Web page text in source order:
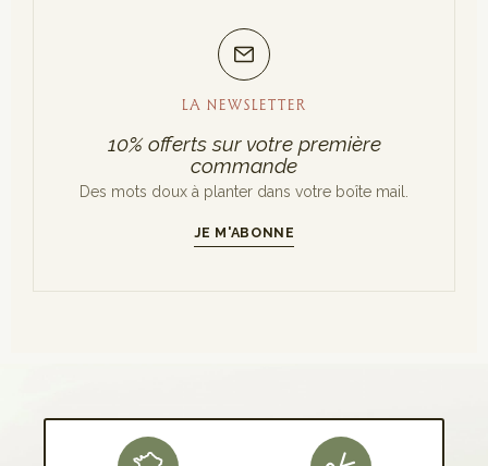
LA NEWSLETTER
10% offerts sur votre première
commande
Des mots doux à planter dans votre boîte mail.
JE M'ABONNE
S'INSCRIRE